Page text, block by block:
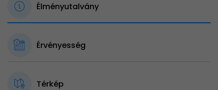
Élményutalvány
Érvényesség
Térkép